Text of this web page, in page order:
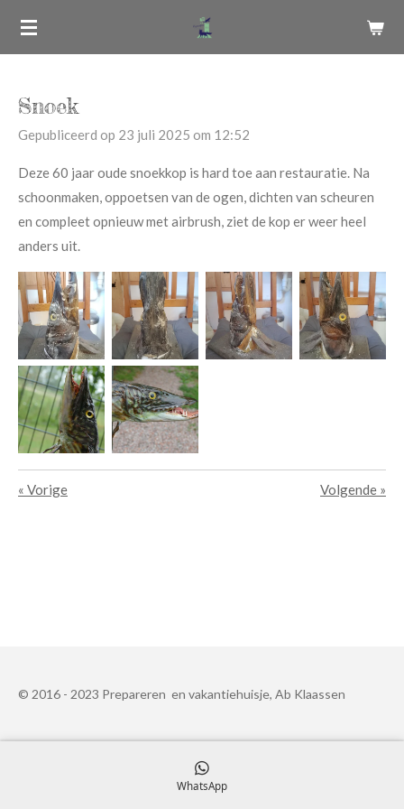
Ga
hoofdinhoud
Snoek
Gepubliceerd op 23 juli 2025 om 12:52
Deze 60 jaar oude snoekkop is hard toe aan restauratie. Na
schoonmaken, oppoetsen van de ogen, dichten van scheuren
en compleet opnieuw met airbrush, ziet de kop er weer heel
anders uit.
« Vorige Volgende »
© 2016 - 2023 Prepareren en vakantiehuisje, Ab Klaassen
WhatsApp